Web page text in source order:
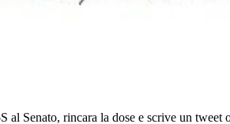
al Senato, rincara la dose e scrive un